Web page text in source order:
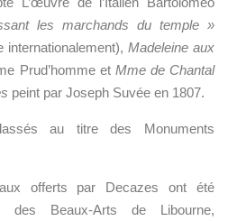
les marchands du temple »
internationalement), Madeleine aux
Prud’homme et Mme de Chantal
peint par Joseph Suvée en 1807.
au titre des Monuments
offerts par Decazes ont été
des Beaux-Arts de Libourne,